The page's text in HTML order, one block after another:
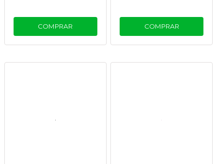
COMPRAR COMPRAR